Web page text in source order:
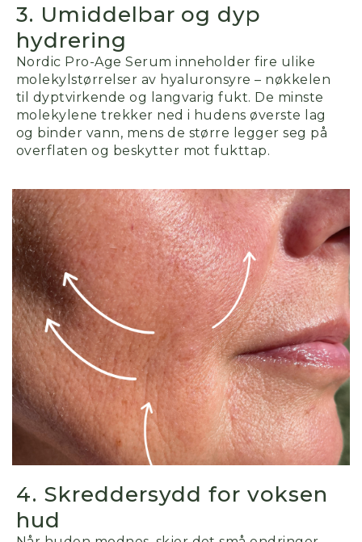
3. Umiddelbar og dyp
hydrering
Nordic Pro-Age Serum inneholder fire ulike
molekylstørrelser av hyaluronsyre – nøkkelen
til dyptvirkende og langvarig fukt. De minste
molekylene trekker ned i hudens øverste lag
og binder vann, mens de større legger seg på
overflaten og beskytter mot fukt­tap.
4. Skreddersydd for voksen
hud